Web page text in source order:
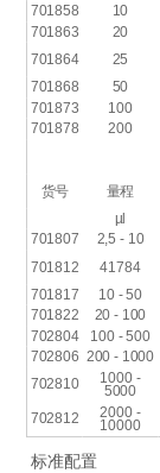
701858 10
701863 20
701864 25
701868 50
701873 100
701878 200
货号 量程
µl
701807 2,5 - 10
701812 41784
701817 10 - 50
701822 20 - 100
702804 100 - 500
702806 200 - 1000
702810
1000 -
5000
702812 2000 -
10000
标准配置